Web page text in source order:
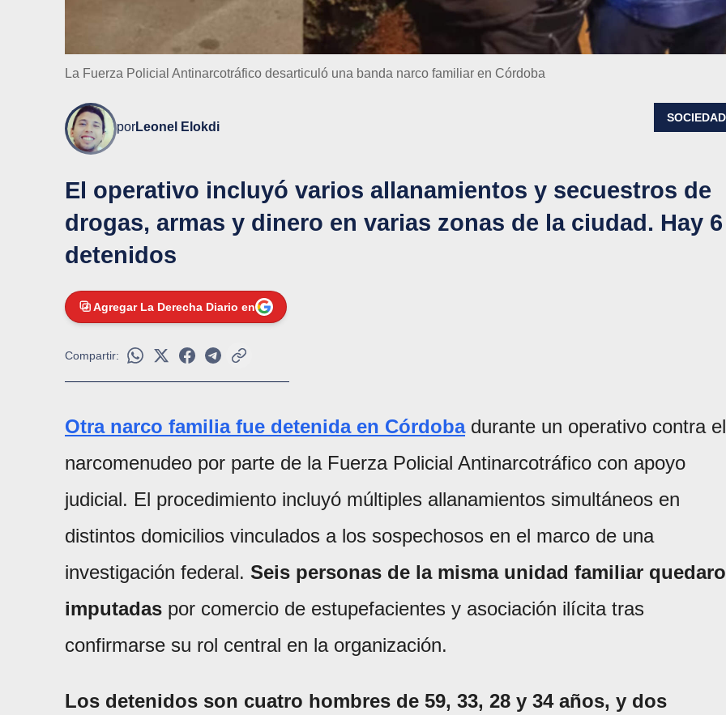
La Fuerza Policial Antinarcotráfico desarticuló una banda narco familiar en Córdoba
porLeonel Elokdi
SOCIEDAD
El operativo incluyó varios allanamientos y secuestros de
drogas, armas y dinero en varias zonas de la ciudad. Hay 6
detenidos
Agregar La Derecha Diario en
Compartir:
Otra narco familia fue detenida en Córdobadurante un operativo contra el
narcomenudeo por parte de la Fuerza Policial Antinarcotráfico con apoyo
judicial. El procedimiento incluyó múltiples allanamientos simultáneos en
distintos domicilios vinculados a los sospechosos en el marco de una
investigación federal. Seis personas de la misma unidad familiar
imputadas por comercio de estupefacientes y asociación ilícita tras
confirmarse su rol central en la organización.
Los detenidos son cuatro hombres de 59, 33, 28 y 34 años, y dos